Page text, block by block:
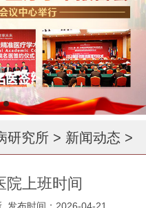
研究所 > 新闻动态 >
院上班时间